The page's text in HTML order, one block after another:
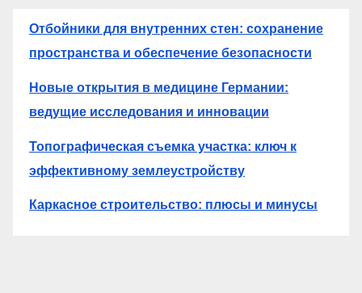
Отбойники для внутренних стен: сохранение
пространства и обеспечение безопасности
Новые открытия в медицине Германии:
ведущие исследования и инновации
Топографическая съемка участка: ключ к
эффективному землеустройству
Каркасное строительство: плюсы и минусы